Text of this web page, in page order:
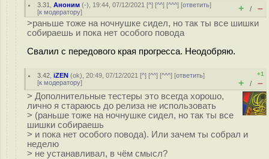
3.31 ,Аноним (-), 19:44, 07/12/2021 [^] [^^] [^^^] [ответить]
[к модератору] + / –
>раньше тоже на ночнушке сидел, но так ты все шишки
собираешь и пока нет особого повода
Свалил с передового края прогресса. Неодобряю.
3.42 ,iZEN (ok), 20:49, 07/12/2021 [^] [^^] [^^^] [ответить]
[к модератору]
+1
+ / –
> Дополнительные тестеры это всегда хорошо,
лично я стараюсь до релиза не использовать
> (раньше тоже на ночнушке сидел, но так ты все
шишки собираешь
> и пока нет особого повода). Или зачем ты собрал и
неделю
> не устанавливал, в чём смысл?